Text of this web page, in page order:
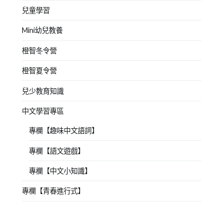
兒童學習
Mini幼兒教養
橙智冬令營
橙智夏令營
兒少教育知識
中文學習專區
專欄【趣味中文語詞】
專欄【語文遊戲】
專欄【中文小知識】
專欄【青春進行式】